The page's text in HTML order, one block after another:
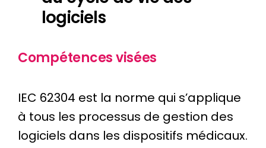
logiciels
Compétences visées
IEC 62304 est la norme qui s’applique
à tous les processus de gestion des
logiciels dans les dispositifs médicaux.